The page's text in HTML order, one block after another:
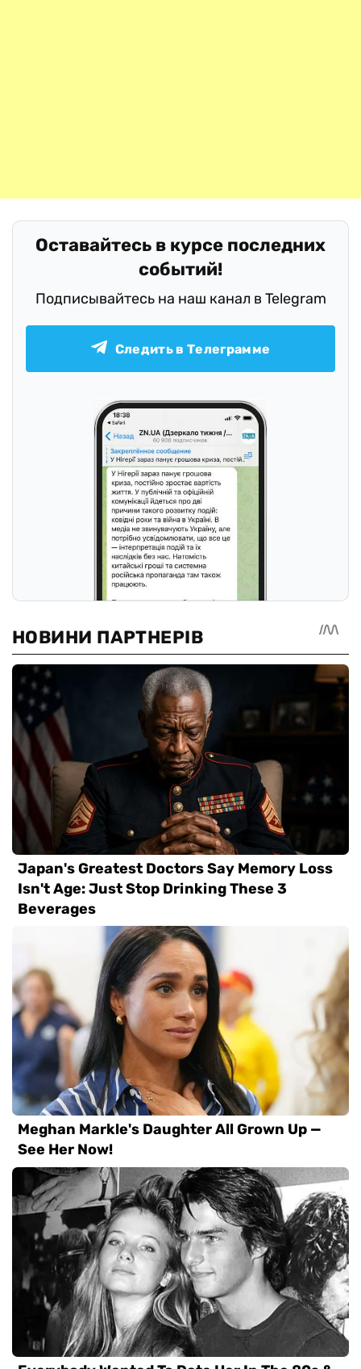
Оставайтесь в курсе последних
событий!
Подписывайтесь на наш канал в Telegram
Следить в Телеграмме